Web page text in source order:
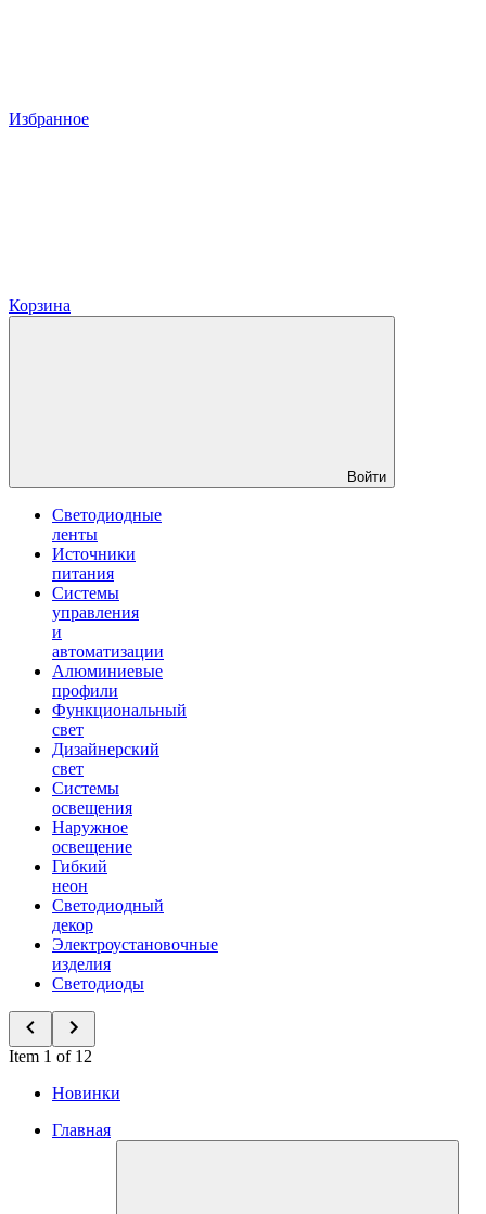
Избранное
Корзина
Войти
Светодиодные
ленты
Источники
питания
Системы
управления
и
автоматизации
Алюминиевые
профили
Функциональный
свет
Дизайнерский
свет
Системы
освещения
Наружное
освещение
Гибкий
неон
Светодиодный
декор
Электроустановочные
изделия
Светодиоды
Item 1 of 12
Новинки
Главная